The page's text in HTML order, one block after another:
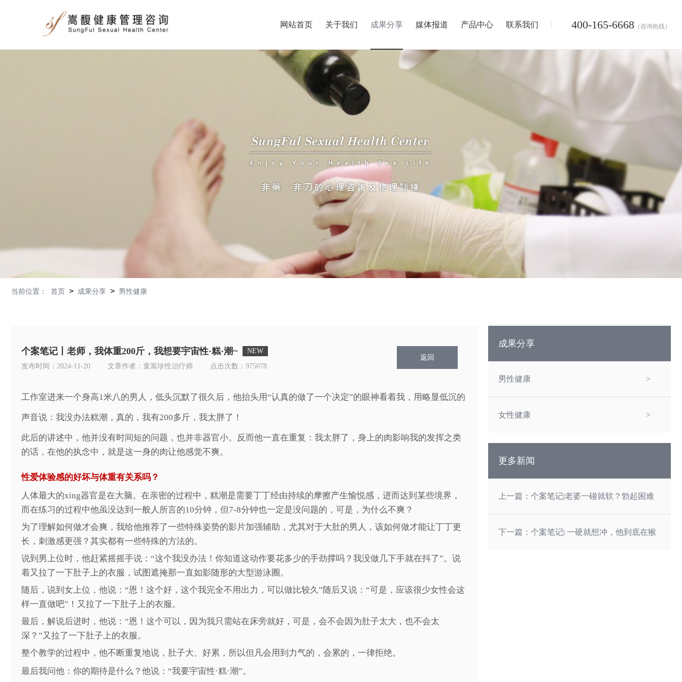
400-165-6668 （咨询热线）
网站首页 关于我们 成果分享 媒体报道 产品中心 联系我们
当前位置： 首页 > 成果分享 > 男性健康
个案笔记丨老师，我体重200斤，我想要宇宙性·糕·潮~
发布时间：2024-11-20 文章作者：童嵩珍性治疗师 点击次数： 975078
返回
工作室进来一个身高1米八的男人， 低头沉默了很久后，他抬头用“认真的做了一个决定”的眼神看着我，用略显低沉的
声音说：我没办法糕潮，真的，我有200多斤，我太胖了！
此后的讲述中，他并没有时间短的问题，也并非器官小。反而他一直在重复：我太胖了，身上的肉影响我的发挥之类
的话，在他的执念中，就是这一身的肉让他感觉不爽。
性爱体验感的好坏与体重有关系吗？
人体最大的xing器官是在大脑。在亲密的过程中，糕潮是需要丁丁经由持续的摩擦产生愉悦感，进而达到某些境界，
而在练习的过程中他虽没达到一般人所言的10分钟，但7-8分钟也一定是没问题的，可是，为什么不爽？
为了理解如何做才会爽，我给他推荐了一些特殊姿势的影片加强辅助，尤其对于大肚的男人，该如何做才能让丁丁更
长，刺激感更强？其实都有一些特殊的方法的。
说到男上位时，他赶紧摇摇手说： “这个我没办法！你知道这动作要花多少的手劲撑吗？我没做几下手就在抖了”。说
着又拉了一下肚子上的衣服，试图遮掩那一直如影随形的大型游泳圈。
随后，说到女上位，他说： “恩！这个好，这个我完全不用出力，可以做比较久”随后又说：“可是，应该很少女性会这
样一直做吧”！又拉了一下肚子上的衣服。
最后，解说后进时，他说： “恩！这个可以，因为我只需站在床旁就好，可是，会不会因为肚子太大，也不会太
深？”又拉了一下肚子上的衣服。
整个教学的过程中，他不断重复地说，肚子大、好累，所以但凡会用到力气的，会累的，一律拒绝。
最后我问他：你的期待是什么？他说： “我要宇宙性·糕·潮”。
成果分享
男性健康 >
女性健康 >
更多新闻
上一篇：个案笔记|老婆一碰就软？勃起困难
可能是关系的警讯
下一篇：个案笔记| 一硬就想冲，他到底在猴